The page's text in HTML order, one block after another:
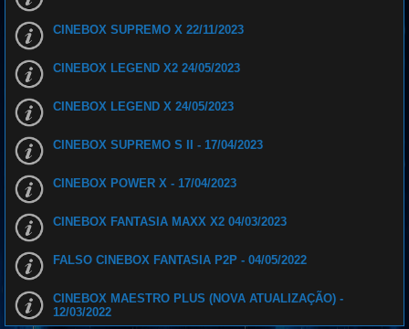
CINEBOX SUPREMO X 22/11/2023
CINEBOX LEGEND X2 24/05/2023
CINEBOX LEGEND X 24/05/2023
CINEBOX SUPREMO S II - 17/04/2023
CINEBOX POWER X - 17/04/2023
CINEBOX FANTASIA MAXX X2 04/03/2023
FALSO CINEBOX FANTASIA P2P - 04/05/2022
CINEBOX MAESTRO PLUS (NOVA ATUALIZAÇÃO) -
12/03/2022